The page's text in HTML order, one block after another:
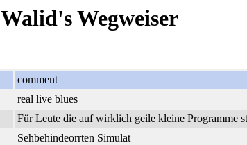
Walid's Wegweiser
comment
real live blues
Für Leute die auf wirklich geile kleine Programme
Sehbehindeorrten Simulat